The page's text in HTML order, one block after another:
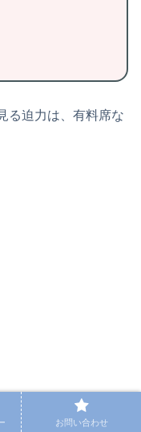
る迫力は、有料席な
お問い合わせ